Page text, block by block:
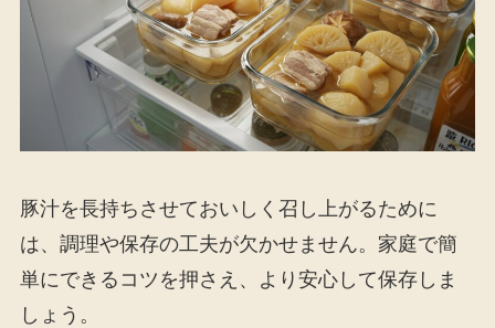
豚汁を長持ちさせておいしく召し上がるために
は、調理や保存の工夫が欠かせません。家庭で簡
単にできるコツを押さえ、より安心して保存しま
しょう。